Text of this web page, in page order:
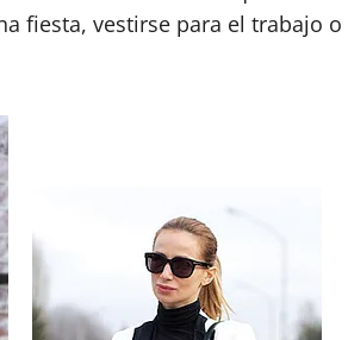
fiesta, vestirse para el trabajo o